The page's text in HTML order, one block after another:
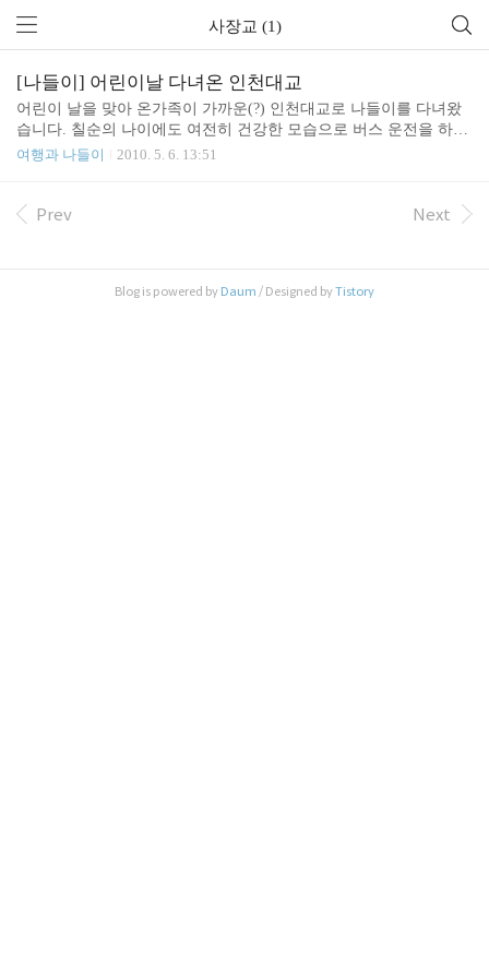
사장교 (1)
[나들이] 어린이날 다녀온 인천대교
어린이 날을 맞아 온가족이 가까운(?) 인천대교로 나들이를 다녀왔
습니다. 칠순의 나이에도 여전히 건강한 모습으로 버스 운전을 하시
는 완전 '동안' 장인어른. 존경합니다. 최근에 완공된 인천대교는 왕
있습니다. 인천대교 주식회사에서 운영하고 있으며 통행료는 소형
블, 아스팔트, 댐퍼(케이블 고정 장치) 전망대 풍경 벽면을 장식하고
여행과 나들이 2010. 5. 6. 13:51
Prev Next
Blog is powered by Daum / Designed byTistory